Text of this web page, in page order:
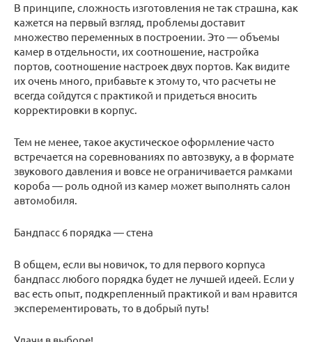
В принципе, сложность изготовления не так страшна, как
кажется на первый взгляд, проблемы доставит
множество переменных в построении. Это — объемы
камер в отдельности, их соотношение, настройка
портов, соотношение настроек двух портов. Как видите
их очень много, прибавьте к этому то, что расчеты не
всегда сойдутся с практикой и придеться вносить
корректировки в корпус.
Тем не менее, такое акустическое оформление часто
встречается на соревнованиях по автозвуку, а в формате
звукового давления и вовсе не ограничивается рамками
короба — роль одной из камер может выполнять салон
автомобиля.
Бандпасс 6 порядка — стена
В общем, если вы новичок, то для первого корпуса
бандпасс любого порядка будет не лучшей идеей. Если у
вас есть опыт, подкрепленный практикой и вам нравится
эксперементировать, то в добрый путь!